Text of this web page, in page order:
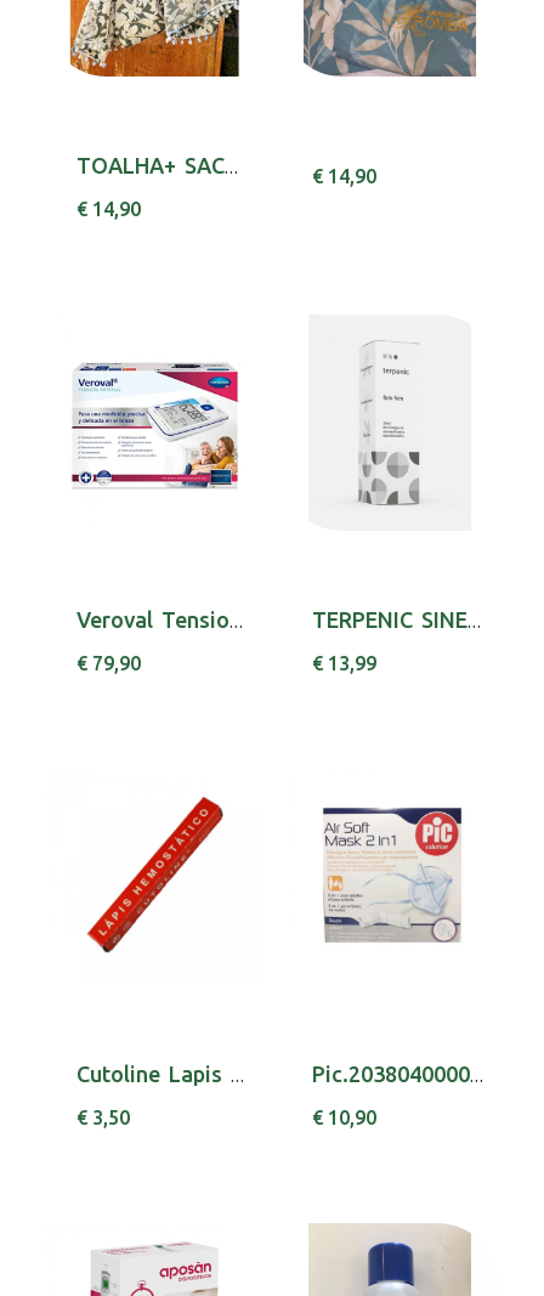
TOALHA+ SACO ROMBA VERDE CACERIA
€ 14,90
€ 14,90
Veroval Tensiometro Braco
€ 79,90
TERPENIC SINERGIA FUM FUM 30ML
€ 13,99
Cutoline Lapis Hemostatico
€ 3,50
Pic.2038040000000 Mascara Air Soft 2 Em 1
€ 10,90